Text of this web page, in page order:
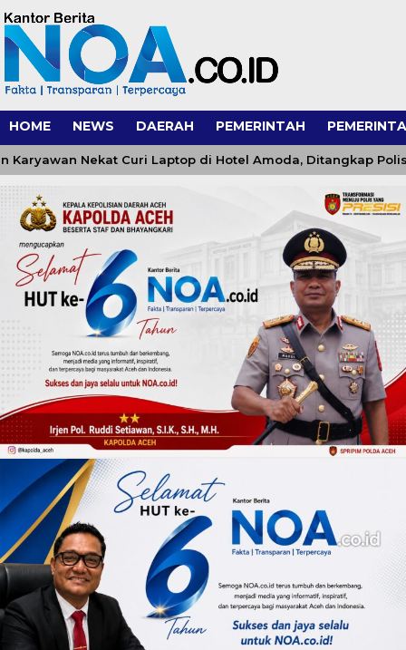
HOME NEWS DAERAH PEMERINTAH
Nekat Curi Laptop di Hotel Amoda, Ditangkap Polisi